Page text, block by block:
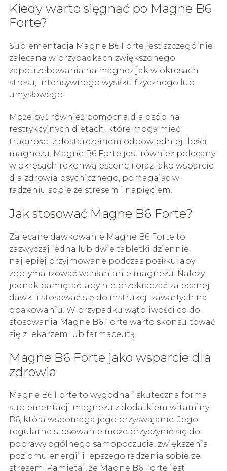
Kiedy warto sięgnąć po Magne B6
Forte?
Suplementacja Magne B6 Forte jest szczególnie
zalecana w przypadkach zwiększonego
zapotrzebowania na magnez jak w okresach
stresu, intensywnego wysiłku fizycznego lub
umysłowego.
Może być również pomocna dla osób na
restrykcyjnych dietach, które mogą mieć
trudności z dostarczeniem odpowiedniej ilości
magnezu. Magne B6 Forte jest również polecany
w okresach rekonwalescencji oraz jako wsparcie
dla zdrowia psychicznego, pomagając w
radzeniu sobie ze stresem i napięciem.
Jak stosować Magne B6 Forte?
Zalecane dawkowanie Magne B6 Forte to
zazwyczaj jedna lub dwie tabletki dziennie,
najlepiej przyjmowane podczas posiłku, aby
zoptymalizować wchłanianie magnezu. Należy
jednak pamiętać, aby nie przekraczać zalecanej
dawki i stosować się do instrukcji zawartych na
opakowaniu. W przypadku wątpliwości co do
stosowania Magne B6 Forte warto skonsultować
się z lekarzem lub farmaceutą.
Magne B6 Forte jako wsparcie dla
zdrowia
Magne B6 Forte to wygodna i skuteczna forma
suplementacji magnezu z dodatkiem witaminy
B6, która wspomaga jego przyswajanie. Jego
regularne stosowanie może przyczynić się do
poprawy ogólnego samopoczucia, zwiększenia
poziomu energii i lepszego radzenia sobie ze
stresem. Pamiętaj, że Magne B6 Forte jest